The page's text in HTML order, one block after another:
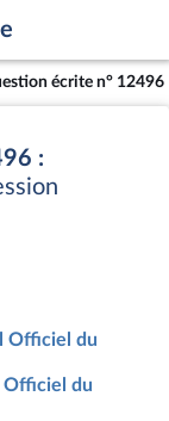
écrite n° 12496
:
Officiel du
Officiel du